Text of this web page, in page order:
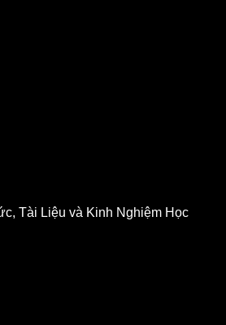
Tài Liệu và Kinh Nghiệm Học